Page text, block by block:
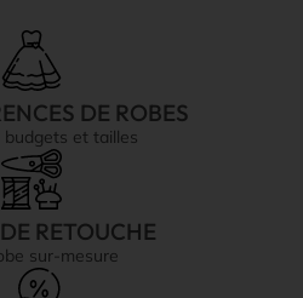
DE ROBES
budgets et tailles
RETOUCHE
sur-mesure